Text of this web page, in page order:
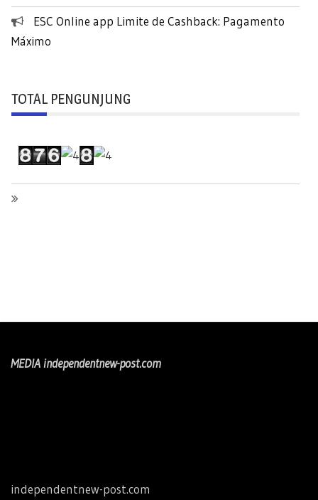
ESC Online app Limite de Cashback: Pagamento
Máximo
TOTAL PENGUNJUNG
MEDIA independentnew-post.com
independentnew-post.com